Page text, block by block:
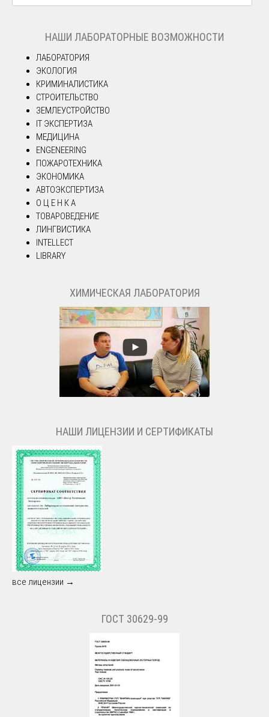
НАШИ ЛАБОРАТОРНЫЕ ВОЗМОЖНОСТИ
ЛАБОРАТОРИЯ
ЭКОЛОГИЯ
КРИМИНАЛИСТИКА
СТРОИТЕЛЬСТВО
ЗЕМЛЕУСТРОЙСТВО
IT ЭКСПЕРТИЗА
МЕДИЦИНА
ENGENEERING
ПОЖАРОТЕХНИКА
ЭКОНОМИКА
АВТОЭКСПЕРТИЗА
О Ц Е Н К А
ТОВАРОВЕДЕНИЕ
ЛИНГВИСТИКА
INTELLECT
LIBRARY
ХИМИЧЕСКАЯ ЛАБОРАТОРИЯ
НАШИ ЛИЦЕНЗИИ И СЕРТИФИКАТЫ
все лицензии →
ГОСТ 30629-99